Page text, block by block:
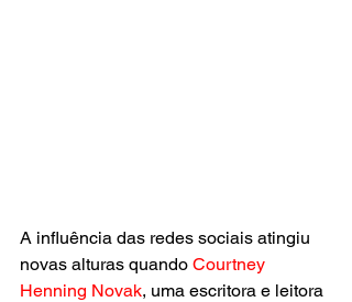
A influência das redes sociais atingiu
novas alturas quando Courtney
Henning Novak, uma escritora e leitora